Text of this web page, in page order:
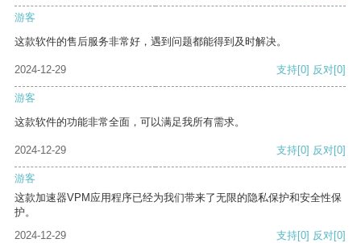
游客
这款软件的售后服务非常好，遇到问题都能得到及时解决。
2024-12-29 支持[0] 反对[0]
游客
这款软件的功能非常全面，可以满足我所有需求。
2024-12-29 支持[0] 反对[0]
游客
这款加速器VPM应用程序已经为我们带来了无限的隐私保护和安全性保
护。
2024-12-29
支持[0] 反对[0]